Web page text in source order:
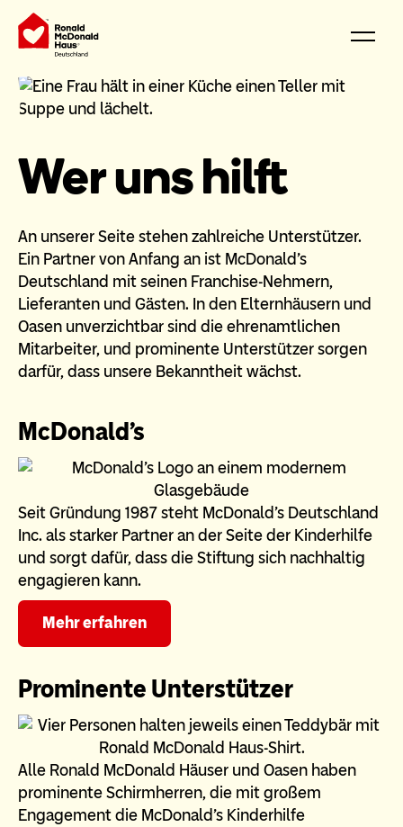
Wer uns hilft
An unserer Seite stehen zahlreiche Unterstützer.
Ein Partner von Anfang an ist McDonald's
Deutschland mit seinen Franchise-Nehmern,
Lieferanten und Gästen. In den Elternhäusern und
Oasen unverzichtbar sind die ehrenamtlichen
Mitarbeiter, und prominente Unterstützer sorgen
darfür, dass unsere Bekanntheit wächst.
McDonald’s
Seit Gründung 1987 steht McDonald’s Deutschland
Inc. als starker Partner an der Seite der Kinderhilfe
und sorgt dafür, dass die Stiftung sich nachhaltig
engagieren kann.
Mehr erfahren
Prominente Unterstützer
Alle Ronald McDonald Häuser und Oasen haben
prominente Schirmherren, die mit großem
Engagement die McDonald’s Kinderhilfe